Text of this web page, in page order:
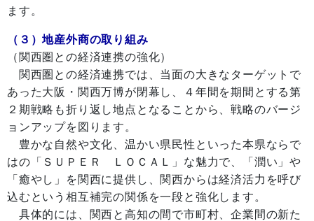
ます。
（３）地産外商の取り組み
（関西圏との経済連携の強化）
関西圏との経済連携では、当面の大きなターゲットで
あった大阪・関西万博が閉幕し、４年間を期間とする第
２期戦略も折り返し地点となることから、戦略のバージ
ョンアップを図ります。
豊かな自然や文化、温かい県民性といった本県ならで
はの「ＳＵＰＥＲ ＬＯＣＡＬ」な魅力で、「潤い」や
「癒やし」を関西に提供し、関西からは経済活力を呼び
込むという相互補完の関係を一段と強化します。
具体的には、関西と高知の間で市町村、企業間の新た